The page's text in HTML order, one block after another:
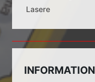
Lasere
INFORMATION